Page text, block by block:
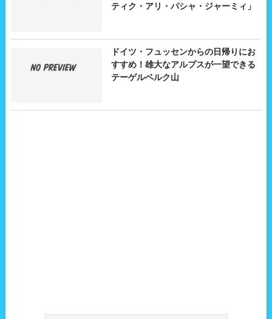
ティク・アリ・パシャ・ジャーミィ」
ドイツ・フュッセンからの日帰りにお
すすめ！雄大なアルプスが一望できる
テーゲルベルク山